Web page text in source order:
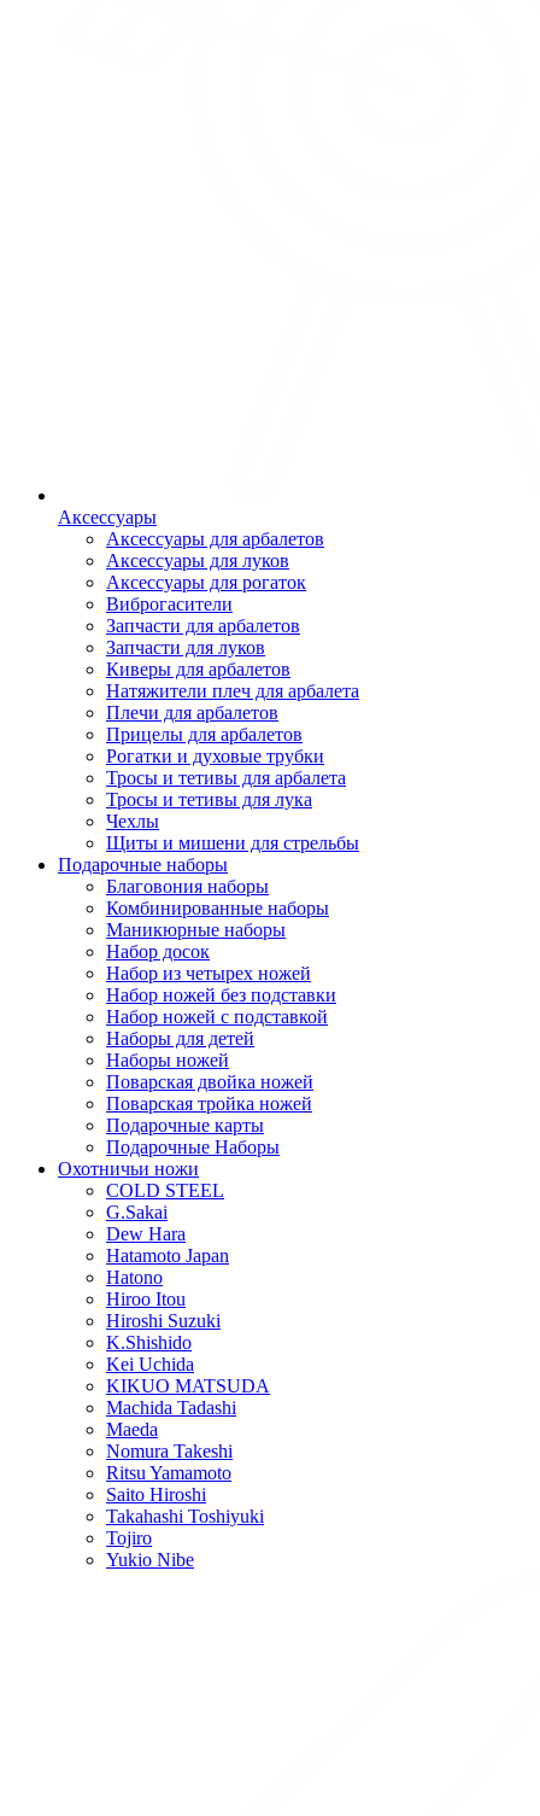
Аксессуары
Аксессуары для арбалетов
Аксессуары для луков
Аксессуары для рогаток
Виброгасители
Запчасти для арбалетов
Запчасти для луков
Киверы для арбалетов
Натяжители плеч для арбалета
Плечи для арбалетов
Прицелы для арбалетов
Рогатки и духовые трубки
Тросы и тетивы для арбалета
Тросы и тетивы для лука
Чехлы
Щиты и мишени для стрельбы
Подарочные наборы
Благовония наборы
Комбинированные наборы
Маникюрные наборы
Набор досок
Набор из четырех ножей
Набор ножей без подставки
Набор ножей с подставкой
Наборы для детей
Наборы ножей
Поварская двойка ножей
Поварская тройка ножей
Подарочные карты
Подарочные Наборы
Охотничьи ножи
COLD STEEL
G.Sakai
Dew Hara
Hatamoto Japan
Hatono
Hiroo Itou
Hiroshi Suzuki
K.Shishido
Kei Uchida
KIKUO MATSUDA
Machida Tadashi
Maeda
Nomura Takeshi
Ritsu Yamamoto
Saito Hiroshi
Takahashi Toshiyuki
Tojiro
Yukio Nibe